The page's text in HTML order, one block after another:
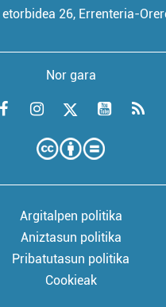
26, Errenteria-
Nor gara
Argitalpen politika
Aniztasun politika
Pribatutasun politika
Cookieak